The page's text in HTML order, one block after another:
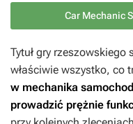
Car Mechanic
Tytuł gry rzeszowskiego
właściwie wszystko, co
w mechanika
prowadzić prężnie